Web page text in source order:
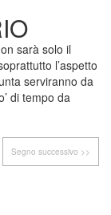
sarà solo il
l’aspetto
serviranno da
di tempo da
Segno successivo >>